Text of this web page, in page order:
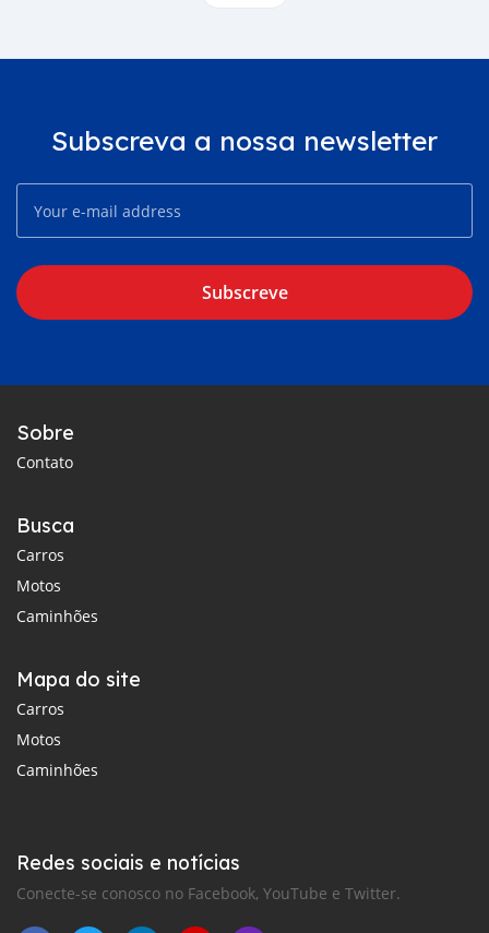
Subscreva a nossa newsletter
Subscreve
Sobre
Contato
Busca
Carros
Motos
Caminhões
Mapa do site
Carros
Motos
Caminhões
Redes sociais e notícias
Conecte-se conosco no Facebook, YouTube e Twitter.